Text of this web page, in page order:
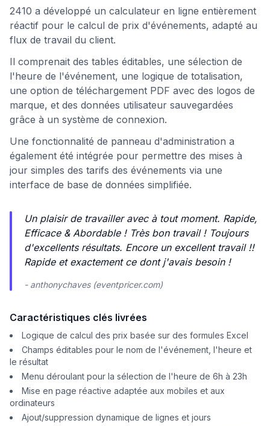
2410 a développé un calculateur en ligne entièrement
réactif pour le calcul de prix d'événements, adapté au
flux de travail du client.
Il comprenait des tables éditables, une sélection de
l'heure de l'événement, une logique de totalisation,
une option de téléchargement PDF avec des logos de
marque, et des données utilisateur sauvegardées
grâce à un système de connexion.
Une fonctionnalité de panneau d'administration a
également été intégrée pour permettre des mises à
jour simples des tarifs des événements via une
interface de base de données simplifiée.
Un plaisir de travailler avec à tout moment. Rapide,
Efficace & Abordable ! Très bon travail ! Toujours
d'excellents résultats. Encore un excellent travail !!
Rapide et exactement ce dont j'avais besoin !
- anthonychaves (eventpricer.com)
Caractéristiques clés livrées
Logique de calcul des prix basée sur des formules Excel
Champs éditables pour le nom de l'événement, l'heure et
le résultat
Menu déroulant pour la sélection de l'heure de 6h à 23h
Mise en page réactive adaptée aux mobiles et aux
ordinateurs
Ajout/suppression dynamique de lignes et jours